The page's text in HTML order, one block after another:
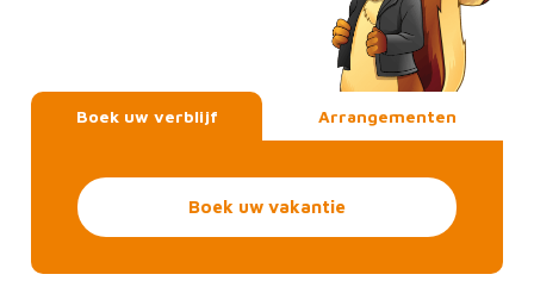
Boek uw verblijf Arrangementen
Boek uw vakantie